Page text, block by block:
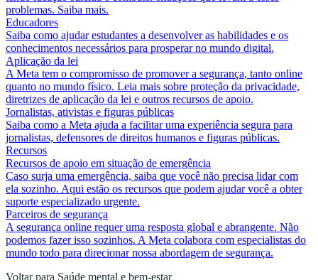
problemas. Saiba mais.
Educadores
Saiba como ajudar estudantes a desenvolver as habilidades e os
conhecimentos necessários para prosperar no mundo digital.
Aplicação da lei
A Meta tem o compromisso de promover a segurança, tanto online
quanto no mundo físico. Leia mais sobre proteção da privacidade,
diretrizes de aplicação da lei e outros recursos de apoio.
Jornalistas, ativistas e figuras públicas
Saiba como a Meta ajuda a facilitar uma experiência segura para
jornalistas, defensores de direitos humanos e figuras públicas.
Recursos
Recursos de apoio em situação de emergência
Caso surja uma emergência, saiba que você não precisa lidar com
ela sozinho. Aqui estão os recursos que podem ajudar você a obter
suporte especializado urgente.
Parceiros de segurança
A segurança online requer uma resposta global e abrangente. Não
podemos fazer isso sozinhos. A Meta colabora com especialistas do
mundo todo para direcionar nossa abordagem de segurança.
Voltar para Saúde mental e bem-estar